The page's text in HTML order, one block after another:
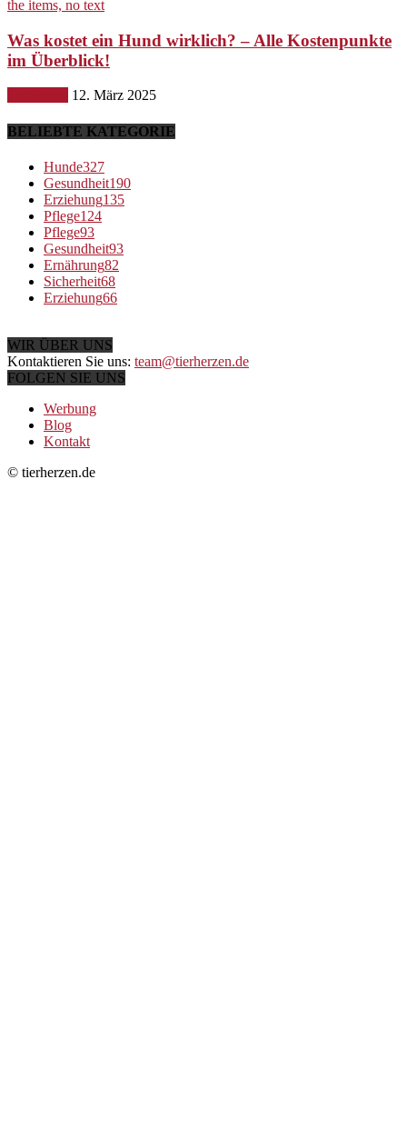
Was kostet ein Hund wirklich? – Alle Kostenpunkte
im Überblick!
12. März 2025
BELIEBTE KATEGORIE
Hunde327
Gesundheit190
Erziehung135
Pflege124
Pflege93
Gesundheit93
Ernährung82
Sicherheit68
Erziehung66
WIR ÜBER UNS
Kontaktieren Sie uns: team@tierherzen.de
FOLGEN SIE UNS
Werbung
Blog
Kontakt
© tierherzen.de